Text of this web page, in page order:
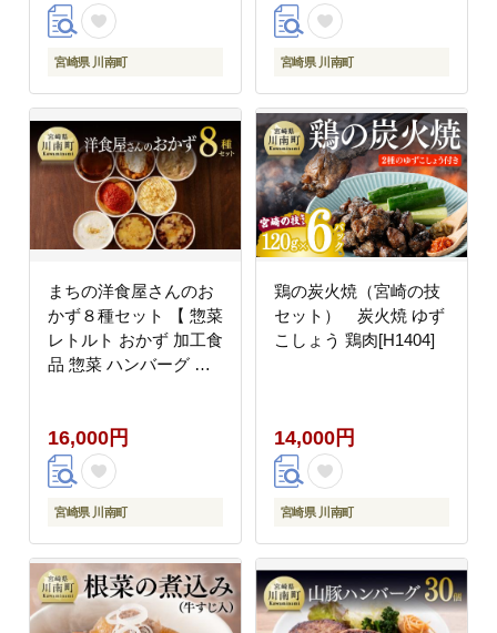
宮崎県 川南町
キャンプ鶏肉送料無料
鶏肉 [D07806t6]
宮崎県 川南町
まちの洋食屋さんのお
かず８種セット 【 惣菜
レトルト おかず 加工食
品 惣菜 ハンバーグ ド
[C01203]
16,000円
宮崎県 川南町
鶏の炭火焼（宮崎の技
セット） 炭火焼 ゆず
こしょう 鶏肉[H1404]
14,000円
宮崎県 川南町